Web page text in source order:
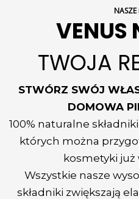
NASZE
VENUS
TWOJA
STWÓRZ SWÓJ
DOMOWA
100% naturalne
których można
kosmetyki już
Wszystkie nasze
składniki zwiększają